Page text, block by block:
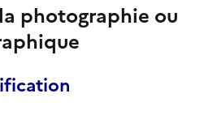
photographie ou